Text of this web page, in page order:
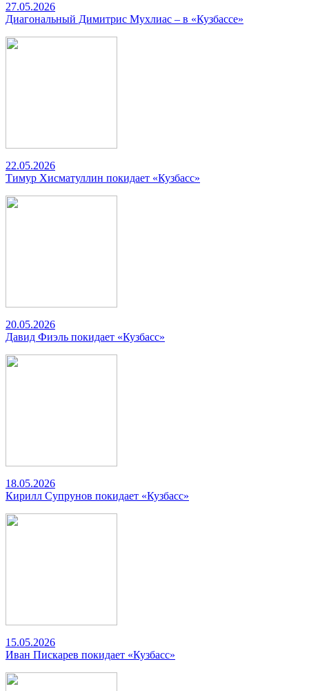
27.05.2026
Диагональный Димитрис Мухлиас – в «Кузбассе»
22.05.2026
Тимур Хисматуллин покидает «Кузбасс»
20.05.2026
Давид Фиэль покидает «Кузбасс»
18.05.2026
Кирилл Супрунов покидает «Кузбасс»
15.05.2026
Иван Пискарев покидает «Кузбасс»